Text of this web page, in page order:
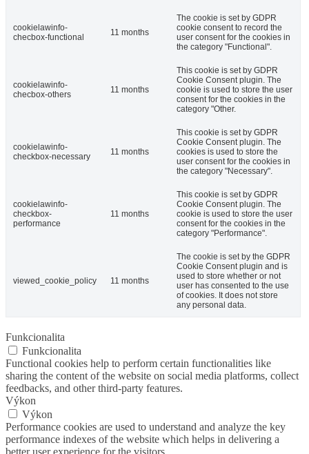
cookielawinfo-
checbox-functional
11 months
The cookie is set by GDPR
cookie consent to record the
user consent for the cookies in
the category "Functional".
cookielawinfo-
checbox-others
11 months
This cookie is set by GDPR
Cookie Consent plugin. The
cookie is used to store the user
consent for the cookies in the
category "Other.
cookielawinfo-
checkbox-necessary
11 months
This cookie is set by GDPR
Cookie Consent plugin. The
cookies is used to store the
user consent for the cookies in
the category "Necessary".
cookielawinfo-
checkbox-
performance
11 months
This cookie is set by GDPR
Cookie Consent plugin. The
cookie is used to store the user
consent for the cookies in the
category "Performance".
viewed_cookie_policy 11 months
The cookie is set by the GDPR
Cookie Consent plugin and is
used to store whether or not
user has consented to the use
of cookies. It does not store
any personal data.
Funkcionalita
Funkcionalita
Functional cookies help to perform certain functionalities like
sharing the content of the website on social media platforms, collect
feedbacks, and other third-party features.
Výkon
Výkon
Performance cookies are used to understand and analyze the key
performance indexes of the website which helps in delivering a
better user experience for the visitors.